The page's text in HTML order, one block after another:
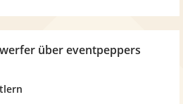
über eventpeppers